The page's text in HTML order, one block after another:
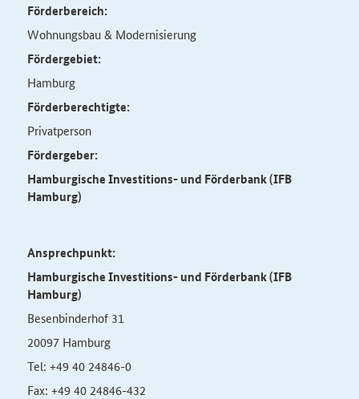
Förderbereich:
Wohnungsbau & Modernisierung
Fördergebiet:
Hamburg
Förderberechtigte:
Privatperson
Fördergeber:
Hamburgische Investitions- und Förderbank (IFB
Hamburg)
Ansprechpunkt:
Hamburgische Investitions- und Förderbank (IFB
Hamburg)
Besenbinderhof 31
20097 Hamburg
Tel: +49 40 24846-0
Fax: +49 40 24846-432